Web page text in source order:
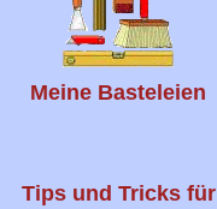
Meine Basteleien
Tips und Tricks für